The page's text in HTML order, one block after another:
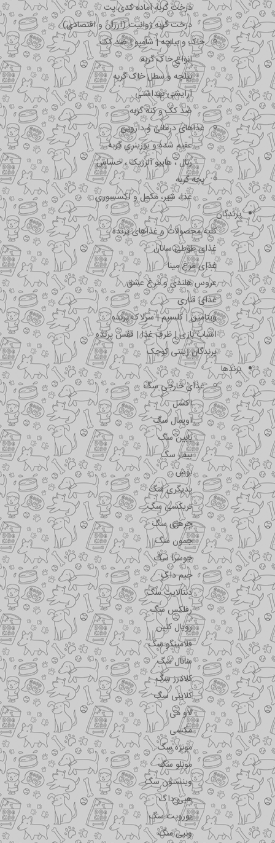
درخت گربه آماده کدی پت
درخت گربه ژوانیت (ارزان و اقتصادی)
خاک و بیلچه | شامپو | ضد کک
انواع خاک گربه
بیلچه و سطل خاک گربه
آرایشی بهداشتی
ضد کک و کنه گربه
غذاهای درمانی و دارویی
عقیم شده و یورینری گربه
رنال ، هایپو آلرژیک ، حساس
بچه گربه
غذا، شیر، مکمل و اکسسوری
پرندگان
کلیه محصولات و غذاهای پرنده
غذای طوطی سانان
غذای مرغ مینا
عروس هلندی و مرغ عشق
غذای قناری
ویتامین | کلسیم | سرلاک پرنده
اسباب بازی | ظرف غذا | قفس پرنده
پرندگان زینتی کوچک
برندها
غذای خارجی سگ
اکسل
اویمال سگ
بابین سگ
بیفار سگ
بوش
پدیگری سگ
تریکسی سگ
جرهای سگ
جمون سگ
جوسرا سگ
جیم داگ
دنتالایت سگ
رفلکس سگ
رویال کنین
فلامینگو سگ
سانال سگ
کلادرز سگ
کلاینی سگ
لاو می
مکسی
مونژه سگ
مونلو سگ
وینستون سگ
هپی داگ
یوروپت سگ
ونپی سگ